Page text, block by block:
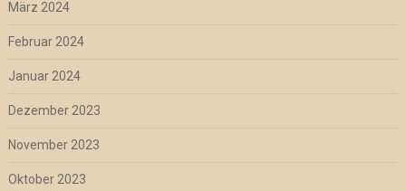
März 2024
Februar 2024
Januar 2024
Dezember 2023
November 2023
Oktober 2023